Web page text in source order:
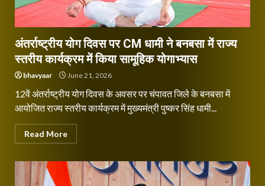
अंतर्राष्ट्रीय योग दिवस पर CM धामी ने बनबसा में राज्य
स्तरीय कार्यक्रम में किया सामूहिक योगाभ्यास
bhavyaar June 21, 2026
12वें अंतर्राष्ट्रीय योग दिवस के अवसर पर चंपावत जिले के बनबसा में
आयोजित राज्य स्तरीय कार्यक्रम में मुख्यमंत्री पुष्कर सिंह धामी...
Read More